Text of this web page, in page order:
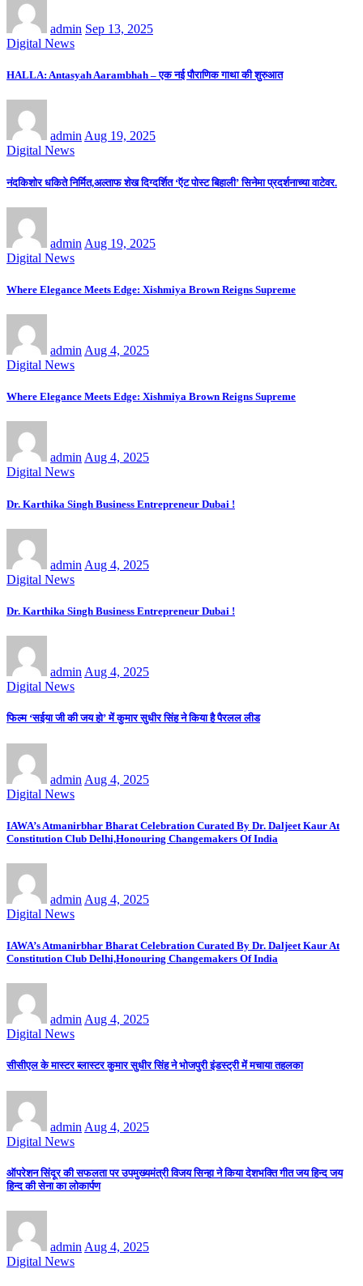
admin Sep 13, 2025
Digital News
HALLA: Antasyah Aarambhah – एक नई पौराणिक गाथा की शुरुआत
adminAug 19, 2025
Digital News
नंदकिशोर धकिते निर्मित,अल्ताफ शेख दिग्दर्शित ‘ऍट पोस्ट बिहाली’ सिनेमा प्रदर्शनाच्या वाटेवर.
admin Aug 19, 2025
Digital News
Where Elegance Meets Edge: Xishmiya Brown Reigns Supreme
admin Aug 4, 2025
Digital News
Where Elegance Meets Edge: Xishmiya Brown Reigns Supreme
adminAug 4, 2025
Digital News
Dr. Karthika Singh Business Entrepreneur Dubai !
admin Aug 4, 2025
Digital News
Dr. Karthika Singh Business Entrepreneur Dubai !
admin Aug 4, 2025
Digital News
फिल्म ‘सईया जी की जय हो’ में कुमार सुधीर सिंह ने किया है पैरलल लीड
admin Aug 4, 2025
Digital News
IAWA’s Atmanirbhar Bharat Celebration Curated By Dr. Daljeet Kaur At
Constitution Club Delhi,Honouring Changemakers Of India
admin Aug 4, 2025
Digital News
IAWA’s Atmanirbhar Bharat Celebration Curated By Dr. Daljeet Kaur At
Constitution Club Delhi,Honouring Changemakers Of India
admin Aug 4, 2025
Digital News
सीसीएल के मास्टर ब्लास्टर कुमार सुधीर सिंह ने भोजपुरी इंडस्ट्री में मचाया तहलका
admin Aug 4, 2025
Digital News
ऑपरेशन सिंदूर की सफलता पर उपमुख्यमंत्री विजय सिन्हा ने किया देशभक्ति गीत जय हिन्द जय
हिन्द की सेना का लोकार्पण
admin Aug 4, 2025
Digital News